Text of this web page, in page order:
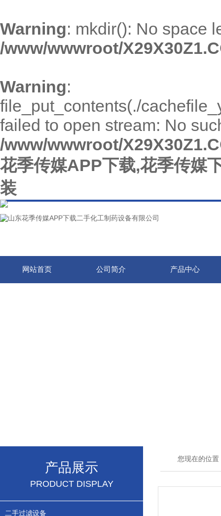
Warning: mkdir(): No space
/www/wwwroot/
Warning:
file_put_contents(./
failed to open stream: No
/www/wwwroot/
花季传媒APP下载,花季传媒
装
网站首页 公司简介 产品中心
产品展示
PRODUCT DISPLAY
二手过滤设备
您现在的位置